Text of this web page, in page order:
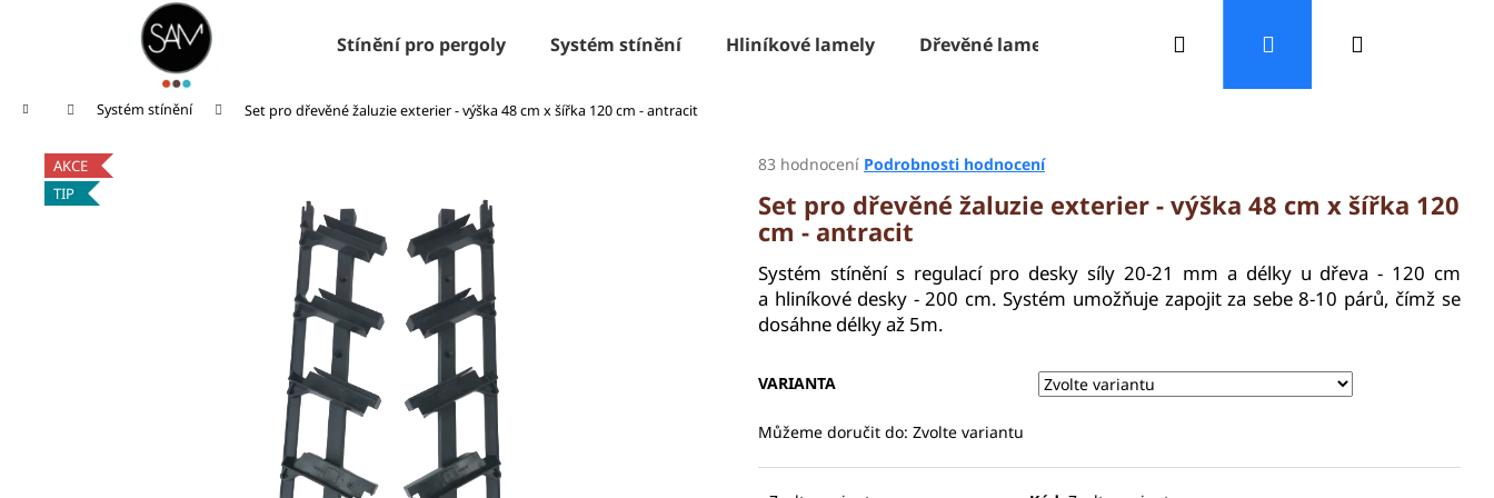
Stínění pro pergoly Systém stínění Hliníkové lamely Dřevěné lamely Příslušenství Videa Reference
Hledat PřihlášeníNákupní
Domů Systém stínění Set pro dřevěné žaluzie exterier - výška 48 cm x šířka 120 cm - antracit
Průměrné
produktu
je
3,1
z
hvězdiček.
83 hodnocení Podrobnosti hodnocení
Set pro dřevěné žaluzie exterier - výška 48 cm x šířka 120
cm - antracit
Systém stínění s regulací pro desky síly 20-21 mm a délky u dřeva - 120 cm
a hliníkové desky - 200 cm. Systém umožňuje zapojit za sebe 8-10 párů, čímž se
dosáhne délky až 5m.
VARIANTA
Můžeme doručit do: Zvolte variantu
AKCE
TIP
obchodu
obchodu
Co potřebujete najít?
HLEDAT